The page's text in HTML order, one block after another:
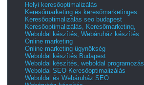
Helyi keresőoptimalizálás
Keresőmarketing és keresőmarketinges
Keresőoptimalizálás seo budapest
Keresőoptimalizálás, Keresőmarketing,
Weboldal készítés, Webáruház készítés
Online marketing
Online marketing ügynökség
Weboldal készítés Budapest
Weboldal készítés, weboldal programozás
Weboldal SEO Keresőoptimalizálás
Weboldal és Webáruház SEO